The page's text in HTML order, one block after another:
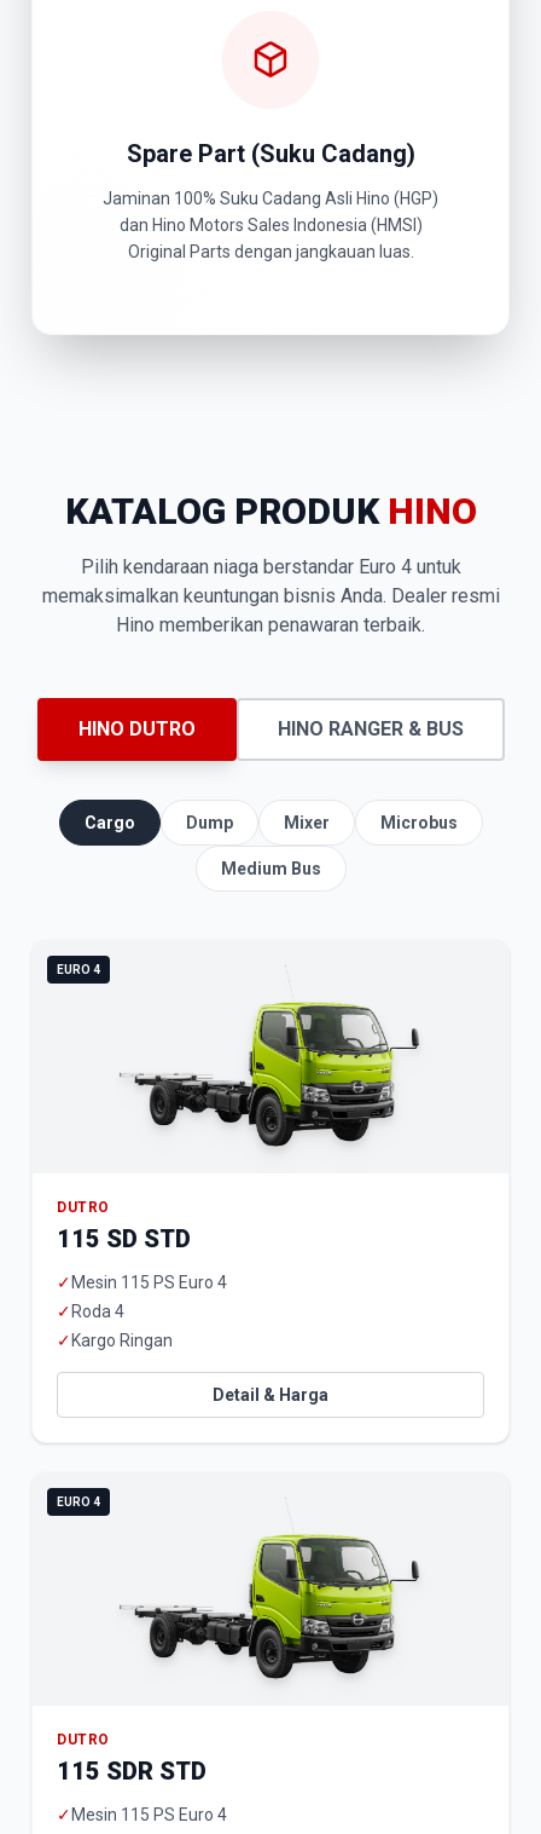
Spare Part (Suku Cadang)
Jaminan 100% Suku Cadang Asli Hino (HGP)
dan Hino Motors Sales Indonesia (HMSI)
Original Parts dengan jangkauan luas.
KATALOG PRODUK HINO
Pilih kendaraan niaga berstandar Euro 4 untuk
memaksimalkan keuntungan bisnis Anda. Dealer resmi
Hino memberikan penawaran terbaik.
HINO DUTRO HINO RANGER & BUS
Cargo Dump Mixer Microbus
Medium Bus
EURO 4
DUTRO
115 SD STD
✓ Mesin 115 PS Euro 4
✓ Roda 4
✓ Kargo Ringan
Detail & Harga
EURO 4
DUTRO
115 SDR STD
✓ Mesin 115 PS Euro 4